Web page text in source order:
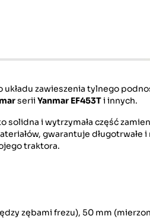
zawieszenia tylnego
serii Yanmar EF453Ti innych.
solidna i wytrzymała część
gwarantuje
traktora.
zębami frezu), 50 mm